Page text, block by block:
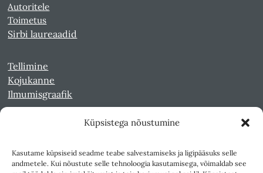
Küpsistega nõustumine
Kasutame küpsiseid seadme teabe salvestamiseks ja ligipääsuks selle
andmetele. Kui nõustute selle tehnoloogia kasutamisega, võimaldab see
Autoritele
Toimetus
Sirbi laureaadid
Tellimine
Kojukanne
Ilmumisgraafik
Kultuurileht 1994-1997
Reede 1989-1990